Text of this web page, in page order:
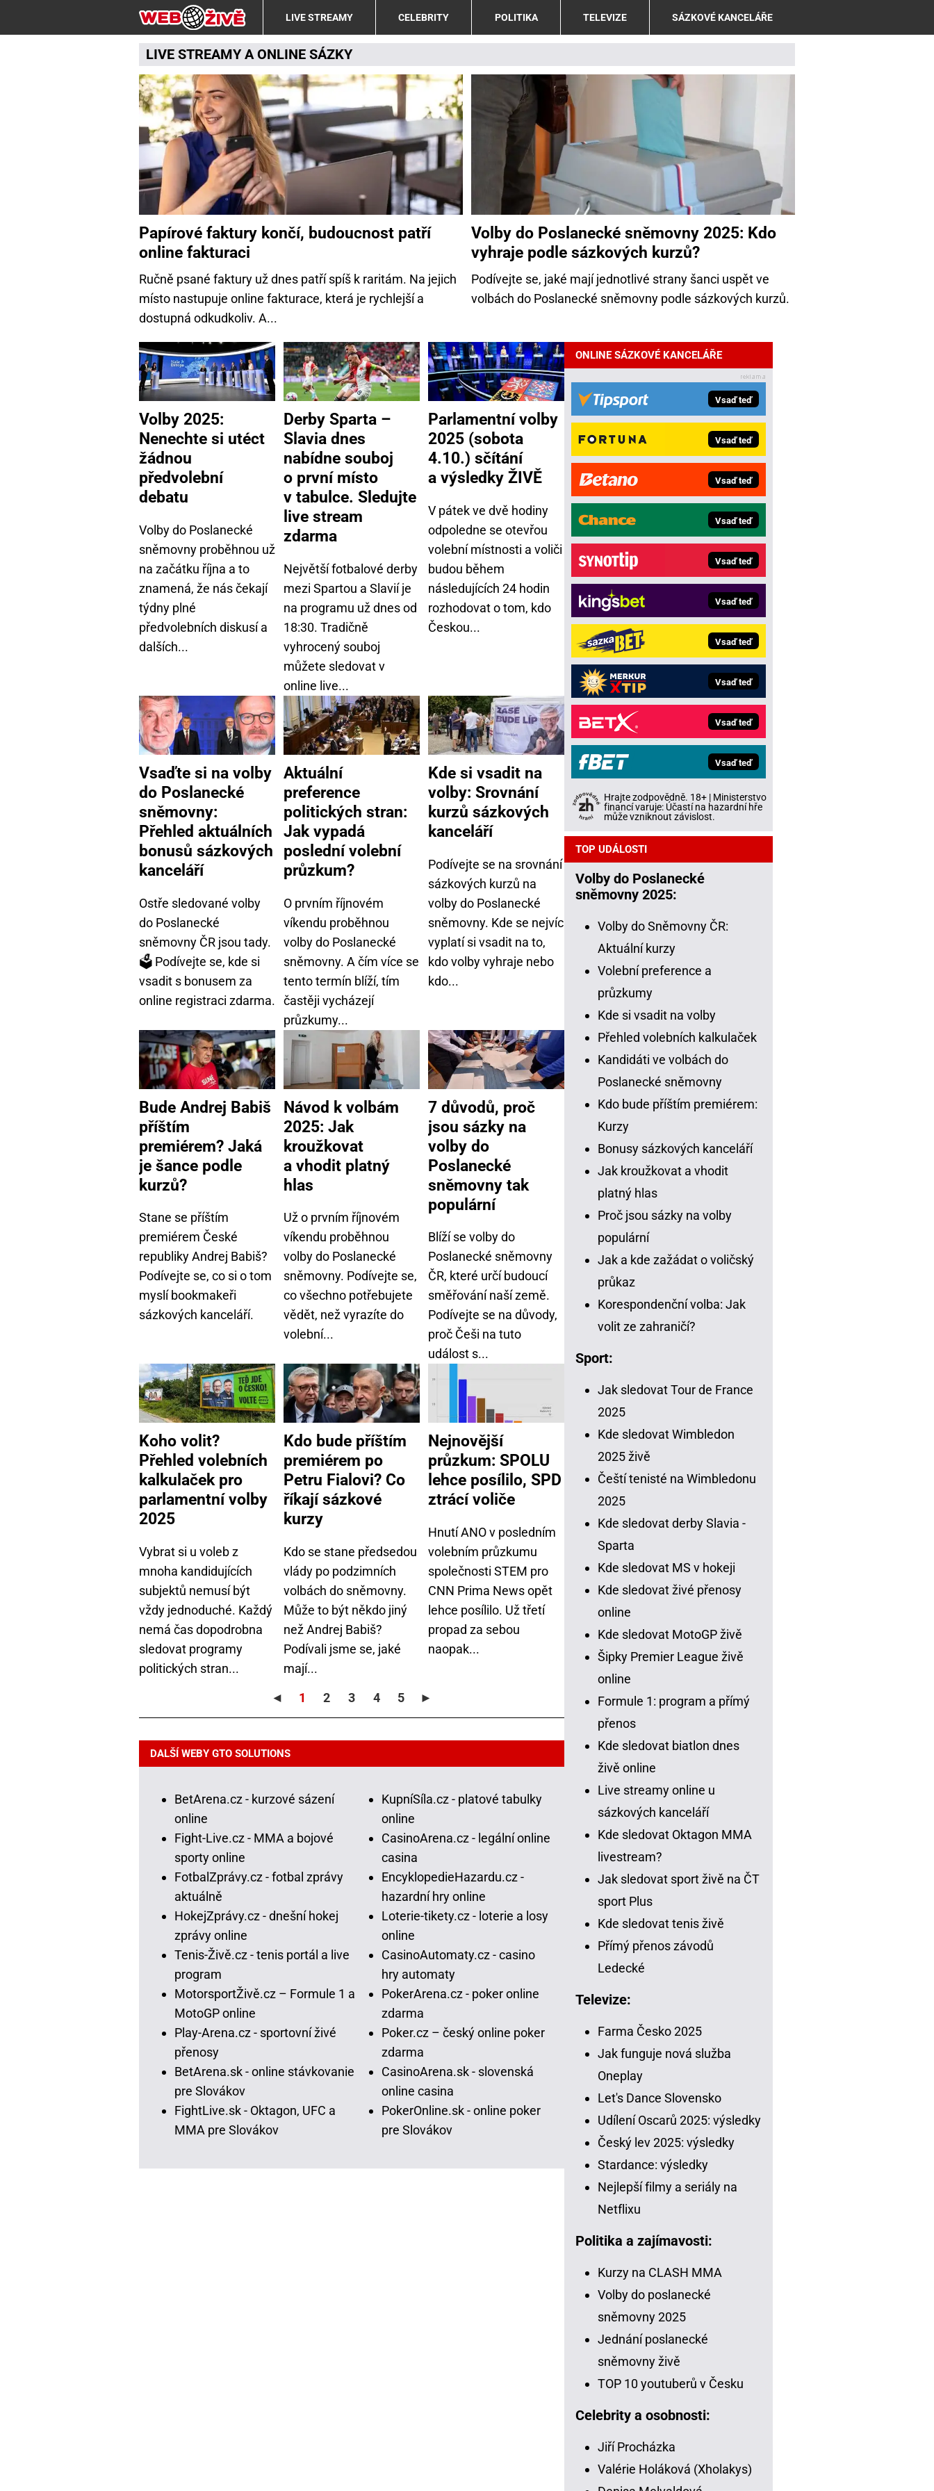
LIVE STREAMY CELEBRITY POLITIKA TELEVIZE SÁZKOVÉ KANCELÁŘE
LIVE STREAMYAONLINE SÁZKY
Papírové faktury končí, budoucnost patří
online fakturaci
Ručně psané faktury už dnes patří spíš k raritám. Na jejich
místo nastupuje online fakturace, která je rychlejší a
dostupná odkudkoliv. A...
Volby do Poslanecké sněmovny 2025: Kdo
vyhraje podle sázkových kurzů?
Podívejte se, jaké mají jednotlivé strany šanci uspět ve
volbách do Poslanecké sněmovny podle sázkových kurzů.
Volby 2025:
Nenechte si utéct
žádnou
předvolební
debatu
Volby do Poslanecké
sněmovny proběhnou už
na začátku října a to
znamená, že nás čekají
týdny plné
předvolebních diskusí a
dalších...
Derby Sparta –
Slavia dnes
nabídne souboj
o první místo
v tabulce. Sledujte
live stream
zdarma
Největší fotbalové derby
mezi Spartou a Slavií je
na programu už dnes od
18:30. Tradičně
vyhrocený souboj
můžete sledovat v
online live...
Parlamentní volby
2025 (sobota
4.10.) sčítání
a výsledky ŽIVĚ
V pátek ve dvě hodiny
odpoledne se otevřou
volební místnosti a voliči
budou během
následujících 24 hodin
rozhodovat o tom, kdo
Českou...
Vsaďte si na volby
do Poslanecké
sněmovny:
Přehled aktuálních
bonusů sázkových
kanceláří
Ostře sledované volby
do Poslanecké
sněmovny ČR jsou tady.
🗳️ Podívejte se, kde si
vsadit s bonusem za
online registraci zdarma.
Aktuální
preference
politických stran:
Jak vypadá
poslední volební
průzkum?
O prvním říjnovém
víkendu proběhnou
volby do Poslanecké
sněmovny. A čím více se
tento termín blíží, tím
častěji vycházejí
průzkumy...
Kde si vsadit na
volby: Srovnání
kurzů sázkových
kanceláří
Podívejte se na srovnání
sázkových kurzů na
volby do Poslanecké
sněmovny. Kde se nejvíc
vyplatí si vsadit na to,
kdo volby vyhraje nebo
kdo...
Bude Andrej Babiš
příštím
premiérem? Jaká
je šance podle
kurzů?
Stane se příštím
premiérem České
republiky Andrej Babiš?
Podívejte se, co si o tom
myslí bookmakeři
sázkových kanceláří.
Návod k volbám
2025: Jak
kroužkovat
a vhodit platný
hlas
Už o prvním říjnovém
víkendu proběhnou
volby do Poslanecké
sněmovny. Podívejte se,
co všechno potřebujete
vědět, než vyrazíte do
volební...
7 důvodů, proč
jsou sázky na
volby do
Poslanecké
sněmovny tak
populární
Blíží se volby do
Poslanecké sněmovny
ČR, které určí budoucí
směřování naší země.
Podívejte se na důvody,
proč Češi na tuto
událost s...
Koho volit?
Přehled volebních
kalkulaček pro
parlamentní volby
2025
Vybrat si u voleb z
mnoha kandidujících
subjektů nemusí být
vždy jednoduché. Každý
nemá čas dopodrobna
sledovat programy
politických stran...
Kdo bude příštím
premiérem po
Petru Fialovi? Co
říkají sázkové
kurzy
Kdo se stane předsedou
vlády po podzimních
volbách do sněmovny.
Může to být někdo jiný
než Andrej Babiš?
Podívali jsme se, jaké
mají...
Nejnovější
průzkum: SPOLU
lehce posílilo, SPD
ztrácí voliče
Hnutí ANO v posledním
volebním průzkumu
společnosti STEM pro
CNN Prima News opět
lehce posílilo. Už třetí
propad za sebou
naopak...
◄ 1 2 3 4 5 ►
DALŠÍ WEBY GTO SOLUTIONS
BetArena.cz - kurzové sázení
online
Fight-Live.cz - MMA a bojové
sporty online
FotbalZprávy.cz - fotbal zprávy
aktuálně
HokejZprávy.cz - dnešní hokej
zprávy online
Tenis-Živě.cz - tenis portál a live
program
MotorsportŽivě.cz – Formule 1 a
MotoGP online
Play-Arena.cz - sportovní živé
přenosy
BetArena.sk - online stávkovanie
pre Slovákov
FightLive.sk - Oktagon, UFC a
MMA pre Slovákov
KupníSíla.cz - platové tabulky
online
CasinoArena.cz - legální online
casina
EncyklopedieHazardu.cz -
hazardní hry online
Loterie-tikety.cz - loterie a losy
online
CasinoAutomaty.cz - casino
hry automaty
PokerArena.cz - poker online
zdarma
Poker.cz – český online poker
zdarma
CasinoArena.sk - slovenská
online casina
PokerOnline.sk - online poker
pre Slovákov
ONLINE SÁZKOVÉ KANCELÁŘE
Vsaď teď
Vsaď teď
Vsaď teď
Vsaď teď
Vsaď teď
Vsaď teď
Vsaď teď
Vsaď teď
Vsaď teď
Vsaď teď
Hrajte zodpovědně. 18+ | Ministerstvo
financí varuje: Účastí na hazardní hře
může vzniknout závislost.
TOP UDÁLOSTI
Volby do Poslanecké
sněmovny 2025:
Volby do Sněmovny ČR:
Aktuální kurzy
Volební preference a
průzkumy
Kde si vsadit na volby
Přehled volebních kalkulaček
Kandidáti ve volbách do
Poslanecké sněmovny
Kdo bude příštím premiérem:
Kurzy
Bonusy sázkových kanceláří
Jak kroužkovat a vhodit
platný hlas
Proč jsou sázky na volby
populární
Jak a kde zažádat o voličský
průkaz
Korespondenční volba: Jak
volit ze zahraničí?
Sport:
Jak sledovat Tour de France
2025
Kde sledovat Wimbledon
2025 živě
Čeští tenisté na Wimbledonu
2025
Kde sledovat derby Slavia -
Sparta
Kde sledovat MS v hokeji
Kde sledovat živé přenosy
online
Kde sledovat MotoGP živě
Šipky Premier League živě
online
Formule 1: program a přímý
přenos
Kde sledovat biatlon dnes
živě online
Live streamy online u
sázkových kanceláří
Kde sledovat Oktagon MMA
livestream?
Jak sledovat sport živě na ČT
sport Plus
Kde sledovat tenis živě
Přímý přenos závodů
Ledecké
Televize:
Farma Česko 2025
Jak funguje nová služba
Oneplay
Let's Dance Slovensko
Udílení Oscarů 2025: výsledky
Český lev 2025: výsledky
Stardance: výsledky
Nejlepší filmy a seriály na
Netflixu
Politika a zajímavosti:
Kurzy na CLASH MMA
Volby do poslanecké
sněmovny 2025
Jednání poslanecké
sněmovny živě
TOP 10 youtuberů v Česku
Celebrity a osobnosti:
Jiří Procházka
Valérie Holáková (Xholakys)